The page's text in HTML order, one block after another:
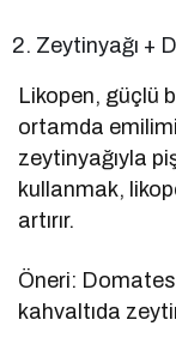
Zeytinyağı +
Likopen, güçlü
ortamda
zeytinyağıyla
kullanmak,
artırır.
Öneri:
kahvaltıda